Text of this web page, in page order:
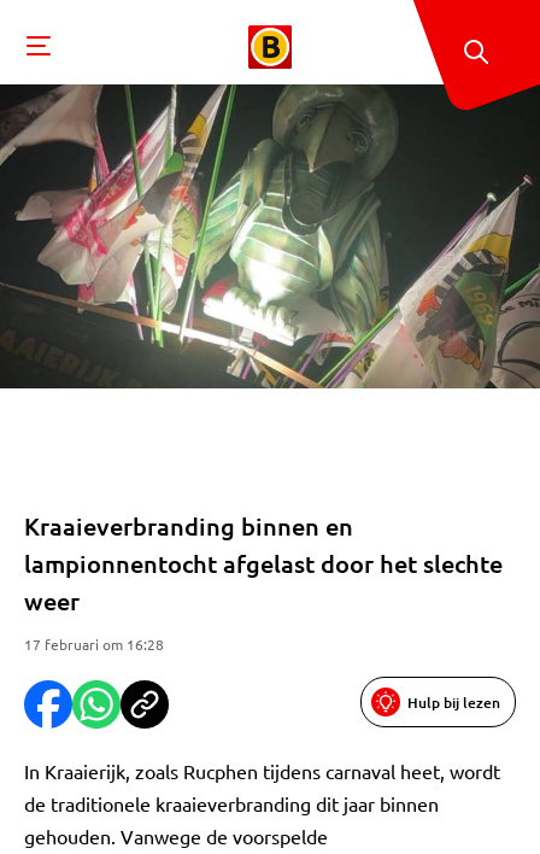
Kraaieverbranding binnen en
lampionnentocht afgelast door het slechte
weer
17 februari om 16:28
Hulp bij lezen
In Kraaierijk, zoals Rucphen tijdens carnaval heet, wordt
de traditionele kraaieverbranding dit jaar binnen
gehouden. Vanwege de voorspelde